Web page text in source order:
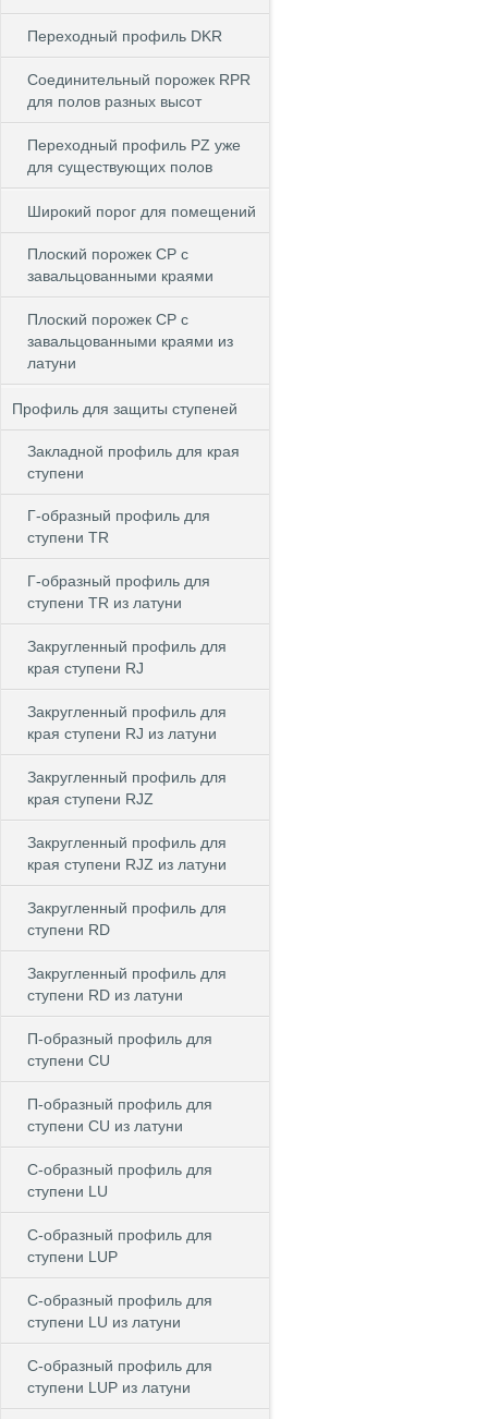
Переходный профиль DKR
Cоединительный порожек RPR
для полов разных высот
Переходный профиль PZ уже
для существующих полов
Широкий порог для помещений
Плоский порожек СP с
завальцованными краями
Плоский порожек СP с
завальцованными краями из
латуни
Профиль для защиты ступеней
Закладной профиль для края
ступени
Г-образный профиль для
ступени TR
Г-образный профиль для
ступени TR из латуни
Закругленный профиль для
края ступени RJ
Закругленный профиль для
края ступени RJ из латуни
Закругленный профиль для
края ступени RJZ
Закругленный профиль для
края ступени RJZ из латуни
Закругленный профиль для
ступени RD
Закругленный профиль для
ступени RD из латуни
П-образный профиль для
ступени CU
П-образный профиль для
ступени CU из латуни
C-образный профиль для
ступени LU
C-образный профиль для
ступени LUP
C-образный профиль для
ступени LU из латуни
C-образный профиль для
ступени LUP из латуни